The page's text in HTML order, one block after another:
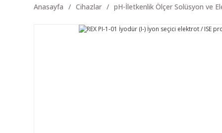
Anasayfa Cihazlar pH-İletkenlik Ölçer Solüsyon ve